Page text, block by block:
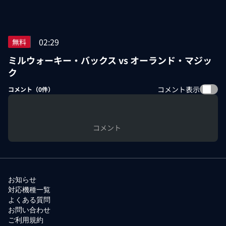
無料 02:29
ミルウォーキー・バックス vs オーランド・マジッ
ク
コメント（0件） コメント表示
コメント
お知らせ
対応機種一覧
よくある質問
お問い合わせ
ご利用規約